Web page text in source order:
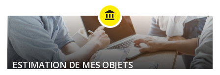
account_balance
ESTIMATION DE MES OBJETS